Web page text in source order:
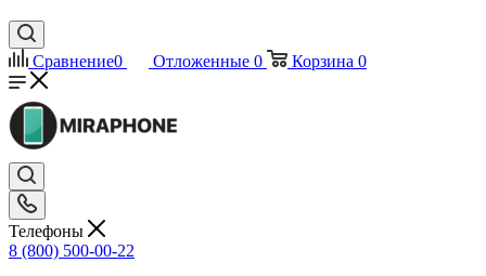
Сравнение0 Отложенные 0 Корзина 0
Телефоны
8 (800) 500-00-22